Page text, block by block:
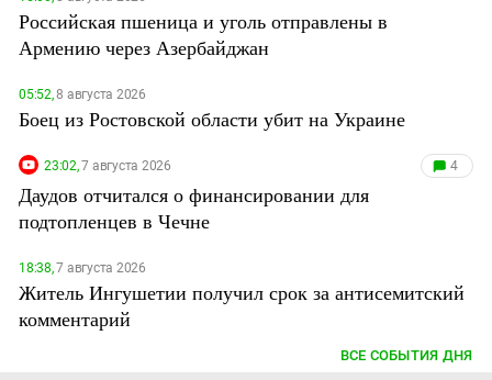
Российская пшеница и уголь отправлены в
Армению через Азербайджан
05:52,8 августа 2026
Боец из Ростовской области убит на Украине
23:02,7 августа 2026 4
Даудов отчитался о финансировании для
подтопленцев в Чечне
18:38,7 августа 2026
Житель Ингушетии получил срок за антисемитский
комментарий
ВСЕ СОБЫТИЯ ДНЯ